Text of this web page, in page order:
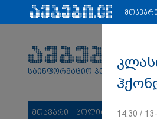
პარტნიორები: ახალი ამბები
საინფორმაციო პორტალი
მთავარი პოლიტიკა
მთავარი
14:30 /